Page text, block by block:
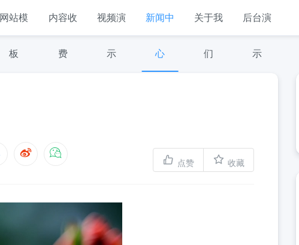
网站模
板
内容收
费
视频演
示
新闻中
心
关于我
们
后台演
示
点赞 收藏